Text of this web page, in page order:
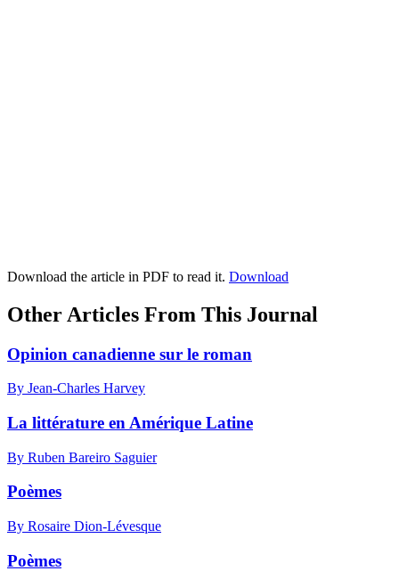
Download the article in PDF to read it. Download
Other Articles From This Journal
Opinion canadienne sur le roman
By Jean-Charles Harvey
La littérature en Amérique Latine
By Ruben Bareiro Saguier
Poèmes
By Rosaire Dion-Lévesque
Poèmes